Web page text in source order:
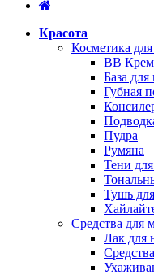
Красота
Косметика
BB Крем
База
Губная
Пудра
Румяна
Тени
Тушь
Средства для
Лак для